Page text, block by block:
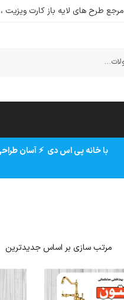
مرجع طرح های لایه باز کارت ویزیت ،
با خانه پی اس دی ⚡ آسان